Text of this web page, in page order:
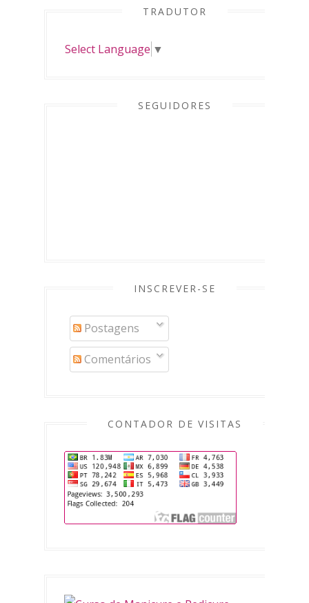
TRADUTOR
Select Language ▼
SEGUIDORES
INSCREVER-SE
Postagens
Comentários
CONTADOR DE VISITAS